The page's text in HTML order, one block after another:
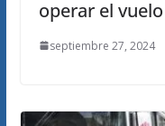
operar el
septiembre 27, 2024